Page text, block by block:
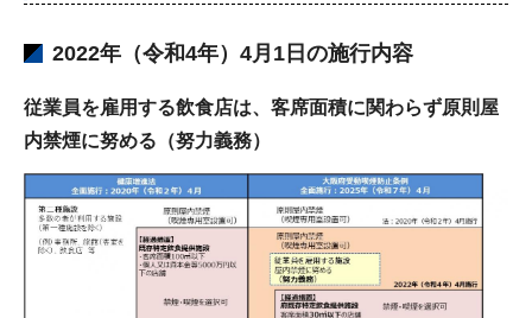
2022年（令和4年）4月1日の施行内容
従業員を雇用する飲食店は、客席面積に関わらず原則屋
内禁煙に努める（努力義務）